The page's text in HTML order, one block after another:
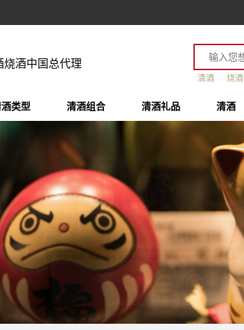
烧酒中国总代理
清酒 烧酒
类型 清酒组合 清酒礼品 清酒